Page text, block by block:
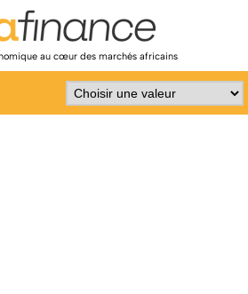
au cœur des marchés africains